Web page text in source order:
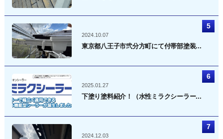
2024.10.07
東京都八王子市弐分方町にて付帯部塗装...
2025.01.27
下塗り塗料紹介！（水性ミラクシーラー...
2024.12.03